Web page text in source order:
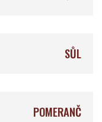
Ocelot ChocolateSŮL
POMERANČ